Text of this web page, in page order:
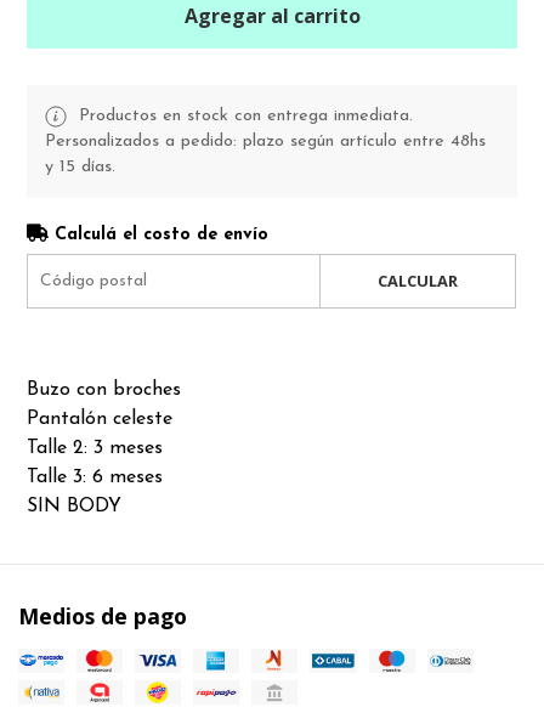
Agregar al carrito
Productos en stock con entrega inmediata.
Personalizados a pedido: plazo según artículo entre 48hs
y 15 días.
Calculá el costo de envío
CALCULAR
Buzo con broches
Pantalón celeste
Talle 2: 3 meses
Talle 3: 6 meses
SIN BODY
Medios de pago